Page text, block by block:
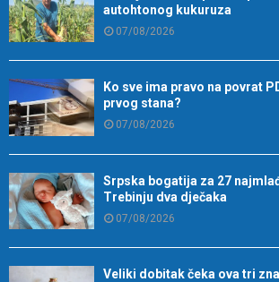
autohtonog kukuruza
07/08/2026
Ko sve ima pravo na povrat
prvog stana?
07/08/2026
Srpska bogatija za 27
Trebinju dva dječaka
07/08/2026
Veliki dobitak čeka ova tri